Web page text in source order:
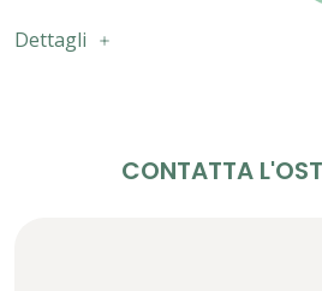
Dettagli
CONTATTA